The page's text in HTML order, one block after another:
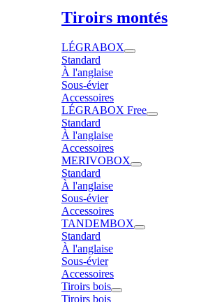
Tiroirs montés
LÉGRABOX
Standard
À l'anglaise
Sous-évier
Accessoires
LÉGRABOX Free
Standard
À l'anglaise
Accessoires
MERIVOBOX
Standard
À l'anglaise
Sous-évier
Accessoires
TANDEMBOX
Standard
À l'anglaise
Sous-évier
Accessoires
Tiroirs bois
Tiroirs bois